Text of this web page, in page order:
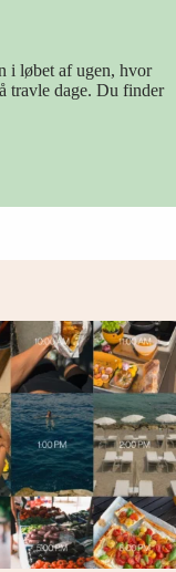
i løbet af ugen, hvor
travle dage. Du finder